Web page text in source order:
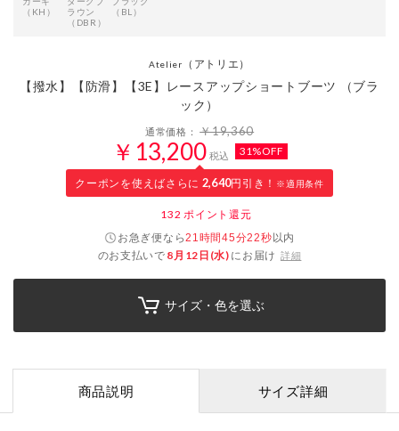
（KH）
ラウン
（DBR）
（BL）
Atelier （アトリエ）
【撥水】【防滑】【3E】レースアップショートブーツ （ブラ
ック）
通常価格：￥19,360
￥13,200 税込 31%OFF
クーポンを使えばさらに 2,640円引き！ ※適用条件
132 ポイント還元
お急ぎ便なら21時間45分21秒以内
のお支払いで 8月12日(水) にお届け 詳細
サイズ・色を選ぶ
商品説明 サイズ詳細